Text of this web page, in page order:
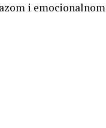
i emocionalnom